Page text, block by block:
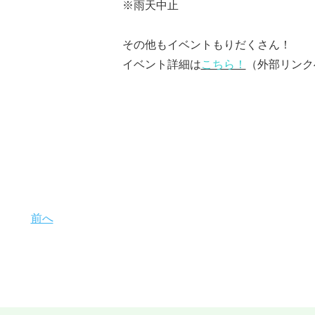
※雨天中止
その他もイベントもりだくさん！
イベント詳細はこちら！ （外部リン
前へ